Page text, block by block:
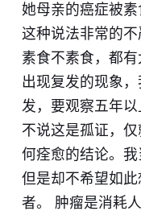
她母亲的癌症被素
这种说法非常的
素食不素食，都
出现复发的现象
发，要观察五年
不说这是孤证，
何痊愈的结论。我
但是却不希望如
者。 肿瘤是消耗